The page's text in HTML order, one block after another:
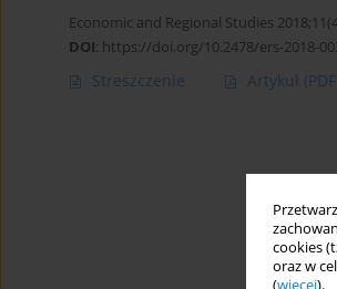
cookies
oraz w
(więcej).
Economic and Regional Studies
DOI: https://doi.org/10.2478/ers-2018-
Streszczenie Artykuł